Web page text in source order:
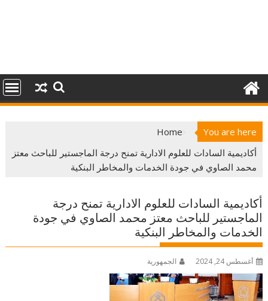
You are here
Home
أكاديمية السادات للعلوم الادارية تمنح درجة الماجستير للباحث معتز
محمد الصاوي في جودة الخدمات والمخاطر البنكية
أكاديمية السادات للعلوم الادارية تمنح درجة
الماجستير للباحث معتز محمد الصاوي في جودة
الخدمات والمخاطر البنكية
أغسطس 24, 2024 الجمهورية